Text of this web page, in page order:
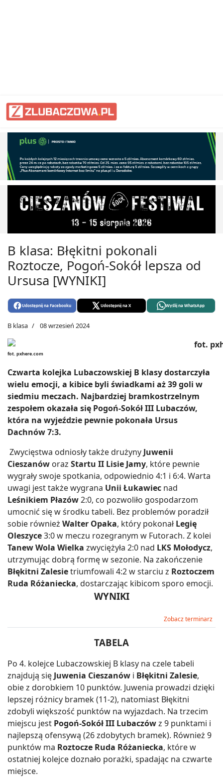
B klasa: Błękitni pokonali
Roztocze, Pogoń-Sokół lepsza od
Ursusa [WYNIKI]
Udostępnij na Facebooku Udostępnij na X Wyślij na WhatsApp
B klasa 08 wrzesień 2024
fot. pxhere.com
Czwarta kolejka Lubaczowskiej B klasy dostarczyła
wielu emocji, a kibice byli świadkami aż 39 goli w
siedmiu meczach. Najbardziej bramkostrzelnym
zespołem okazała się Pogoń-Sokół III Lubaczów,
która na wyjeździe pewnie pokonała Ursus
Dachnów 7:3.
Zwycięstwa odniosły także drużyny Juwenii
Cieszanów oraz Startu II Lisie Jamy, które pewnie
wygrały swoje spotkania, odpowiednio 4:1 i 6:4. Warta
uwagi jest także wygrana Unii Łukawiec nad
Leśnikiem Płazów2:0, co pozwoliło gospodarzom
umocnić się w środku tabeli. Bez problemów poradził
sobie również Walter Opaka, który pokonał Legię
Oleszyce3:0 w meczu rozegranym w Futorach. Z kolei
Tanew Wola Wielka zwyciężyła 2:0 nad LKS Mołodycz,
utrzymując dobrą formę w sezonie. Na zakończenie
Błękitni Zalesietriumfowali 4:2 w starciu z Roztoczem
Ruda Różaniecka, dostarczając kibicom sporo emocji.
WYNIKI
Zobacz terminarz
TABELA
Po 4. kolejce Lubaczowskiej B klasy na czele tabeli
znajdują się Juwenia Cieszanów i Błękitni Zalesie,
obie z dorobkiem 10 punktów. Juwenia prowadzi dzięki
lepszej różnicy bramek (11-2), natomiast Błękitni
zdobyli większość punktów na wyjazdach. Na trzecim
miejscu jest Pogoń-Sokół III Lubaczówz 9 punktami i
najlepszą ofensywą (26 zdobytych bramek). Również 9
punktów ma Roztocze Ruda Różaniecka, które w
ostatniej kolejce doznało porażki, spadając na czwarte
miejsce.